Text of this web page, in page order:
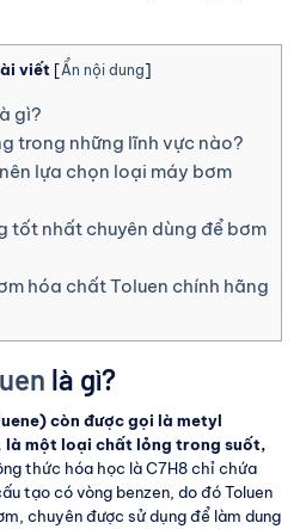
viết [Ẩn nội dung]
gì?
trong những lĩnh vực nào?
lựa chọn loại máy bơm
tốt nhất chuyên dùng để bơm
hóa chất Toluen chính hãng
là gì?
còn được gọi là metyl
là một loại chất lỏng trong suốt,
thức hóa học là C7H8 chỉ chứa
tạo có vòng benzen, do đó Toluen
chuyên được sử dụng để làm dung